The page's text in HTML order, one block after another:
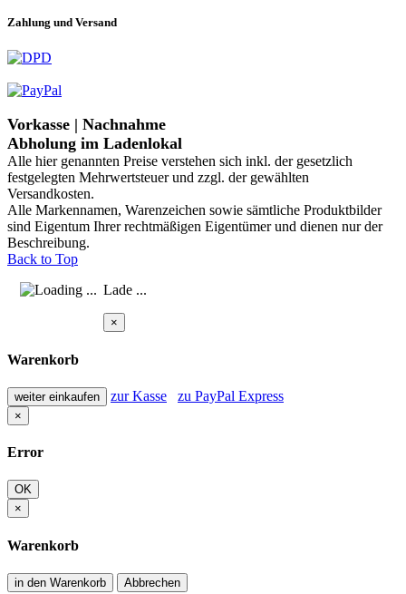
Zahlung und Versand
Vorkasse | Nachnahme
Abholung im Ladenlokal
Alle hier genannten Preise verstehen sich inkl. der gesetzlich
festgelegten Mehrwertsteuer und zzgl. der gewählten
Versandkosten.
Alle Markennamen, Warenzeichen sowie sämtliche Produktbilder
sind Eigentum Ihrer rechtmäßigen Eigentümer und dienen nur der
Beschreibung.
Back to Top
Lade ...
×
Warenkorb
weiter einkaufen zur Kasse zu PayPal Express
×
Error
OK
×
Warenkorb
in den Warenkorb Abbrechen